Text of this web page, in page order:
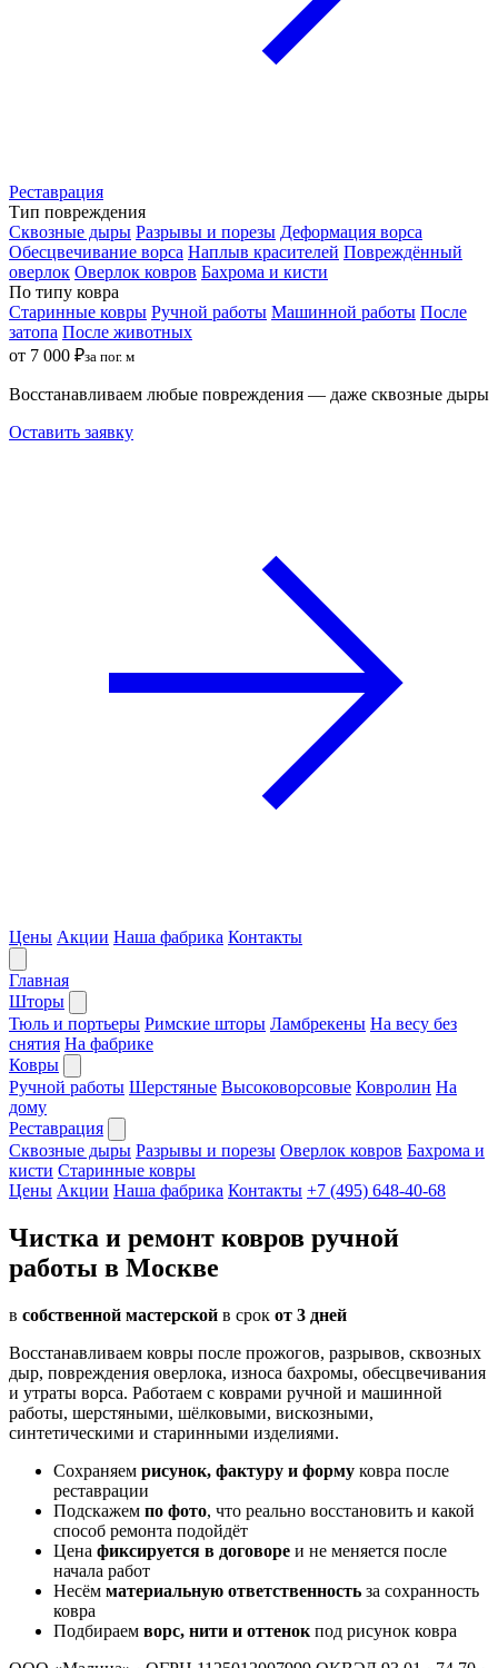
Реставрация
Тип повреждения
Сквозные дыры Разрывы и порезы Деформация ворса
Обесцвечивание ворса Наплыв красителей Повреждённый
оверлок Оверлок ковров Бахрома и кисти
По типу ковра
Старинные ковры Ручной работы Машинной работы После
затопа После животных
от 7 000 ₽за пог. м
Восстанавливаем любые повреждения — даже сквозные дыры
Оставить заявку
Цены Акции Наша фабрика Контакты
Главная
Шторы
Тюль и портьеры Римские шторы Ламбрекены На весу без
снятия На фабрике
Ковры
Ручной работы Шерстяные Высоковорсовые Ковролин На
дому
Реставрация
Сквозные дыры Разрывы и порезы Оверлок ковров Бахрома и
кисти Старинные ковры
Цены Акции Наша фабрика Контакты +7 (495) 648-40-68
Чистка и ремонт ковров ручной
работы в Москве
в собственной мастерской в срок от 3 дней
Восстанавливаем ковры после прожогов, разрывов, сквозных
дыр, повреждения оверлока, износа бахромы, обесцвечивания
и утраты ворса. Работаем с коврами ручной и машинной
работы, шерстяными, шёлковыми, вискозными,
синтетическими и старинными изделиями.
Сохраняем рисунок, фактуру и форму ковра после
реставрации
Подскажем по фото, что реально восстановить и какой
способ ремонта подойдёт
Цена фиксируется в договоре и не меняется после
начала работ
Несём материальную ответственность за сохранность
ковра
Подбираем ворс, нити и оттенок под рисунок ковра